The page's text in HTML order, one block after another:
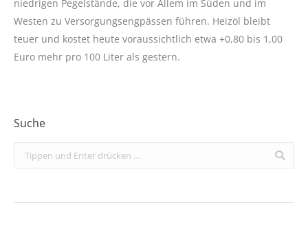
niedrigen Pegelstände, die vor Allem im Süden und im
Westen zu Versorgungsengpässen führen. Heizöl bleibt
teuer und kostet heute voraussichtlich etwa +0,80 bis 1,00
Euro mehr pro 100 Liter als gestern.
Suche
Search: